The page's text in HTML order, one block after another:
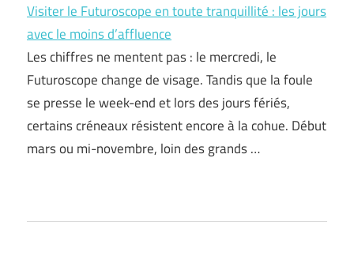
Visiter le Futuroscope en toute tranquillité : les jours
avec le moins d’affluence
Les chiffres ne mentent pas : le mercredi, le
Futuroscope change de visage. Tandis que la foule
se presse le week-end et lors des jours fériés,
certains créneaux résistent encore à la cohue. Début
mars ou mi-novembre, loin des grands …